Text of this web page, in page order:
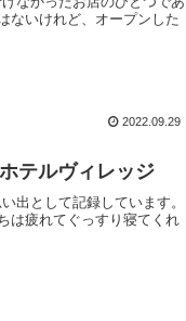
ないけれど、オープンした
2022.09.29
テルヴィレッジ
出として記録しています。
は疲れてぐっすり寝てくれ